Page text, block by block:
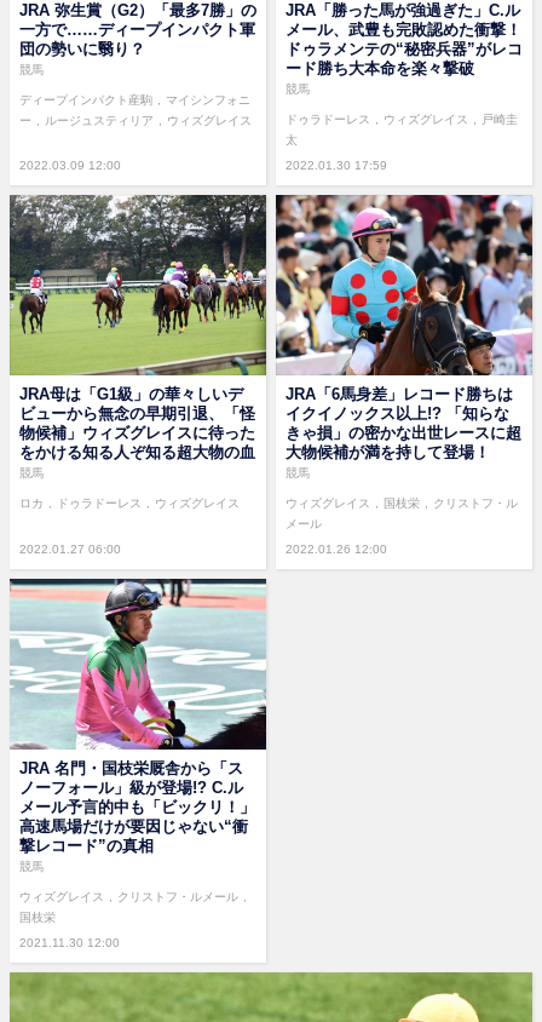
JRA 弥生賞（G2）「最多7勝」の
一方で……ディープインパクト軍
団の勢いに翳り？
2022.03.09 12:00
競馬
ディープインパクト産駒
マイシンフォニ
ー
ルージュスティリア ウィズグレイス
JRA「勝った馬が強過ぎた」C.ル
メール、武豊も完敗認めた衝撃！
ドゥラメンテの“秘密兵器”がレコ
ード勝ち大本命を楽々撃破
2022.01.30 17:59
競馬
ドゥラドーレス ウィズグレイス
戸崎圭
太
JRA母は「G1級」の華々しいデ
ビューから無念の早期引退、「怪
物候補」ウィズグレイスに待った
をかける知る人ぞ知る超大物の血
2022.01.27 06:00
競馬
ロカ ドゥラドーレス ウィズグレイス
JRA「6馬身差」レコード勝ちは
イクイノックス以上!? 「知らな
きゃ損」の密かな出世レースに超
大物候補が満を持して登場！
2022.01.26 12:00
競馬
ウィズグレイス 国枝栄
クリストフ・ル
メール
JRA 名門・国枝栄厩舎から「ス
ノーフォール」級が登場!? C.ル
メール予言的中も「ビックリ！」
高速馬場だけが要因じゃない“衝
撃レコード”の真相
2021.11.30 12:00
競馬
ウィズグレイス
クリストフ・ルメール
国枝栄